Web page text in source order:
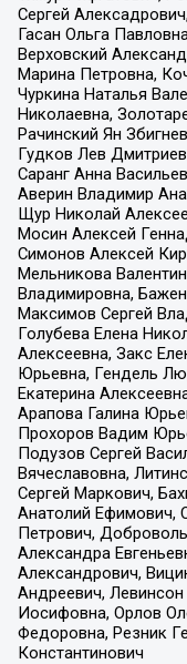
Сергей
Гасан Ольга
Верховский
Марина Петровна,
Чуркина Наталья
Николаевна,
Рачинский Ян
Гудков Лев
Саранг Анна
Аверин Владимир
Щур Николай
Мосин Алексей
Симонов Алексей
Мельникова
Владимировна,
Максимов Сергей
Голубева Елена
Алексеевна, Закс
Юрьевна, Гендель
Екатерина
Арапова Галина
Прохоров Вадим
Подузов Сергей
Вячеславовна,
Сергей Маркович,
Анатолий Ефимович,
Петрович,
Александра
Александрович,
Андреевич,
Иосифовна, Орлов
Федоровна, Резник
Константинович